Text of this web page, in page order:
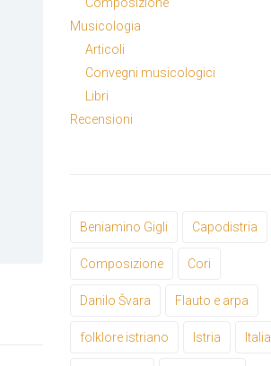
Musicologia
Articoli
Convegni musicologici
Libri
Recensioni
Beniamino Gigli Capodistria
Composizione Cori
Danilo Švara Flauto e arpa
folklore istriano Istria Italia